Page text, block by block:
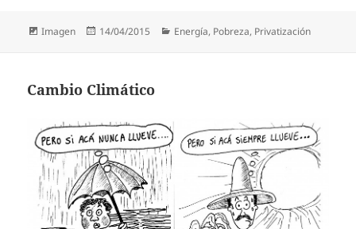
Formato
Imagen
Publicado
14/04/2015 Categorías
Energía, Pobreza, Privatización
Cambio Climático